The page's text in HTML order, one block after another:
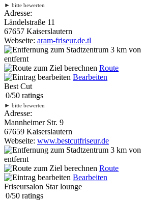
► bitte bewerten
Adresse:
Ländelstraße 11
67657 Kaiserslautern
Webseite: aram-friseur.de.tl
3 km
entfernt
Route
Bearbeiten
Best Cut
0/50 ratings
► bitte bewerten
Adresse:
Mannheimer Str. 9
67659 Kaiserslautern
Webseite: www.bestcutfriseur.de
3 km
entfernt
Route
Bearbeiten
Friseursalon Star lounge
0/50 ratings